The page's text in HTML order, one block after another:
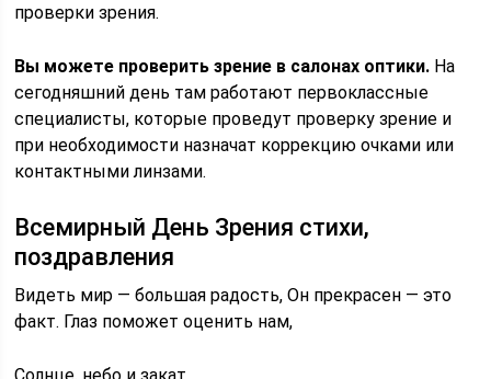
проверки зрения.
Вы можете проверить зрение в салонах оптики. На
сегодняшний день там работают первоклассные
специалисты, которые проведут проверку зрение и
при необходимости назначат коррекцию очками или
контактными линзами.
Всемирный День Зрения стихи,
поздравления
Видеть мир — большая радость, Он прекрасен — это
факт. Глаз поможет оценить нам,